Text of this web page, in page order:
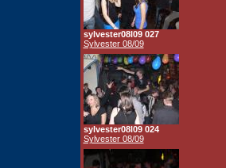
sylvester08l09 027
Sylvester 08/09
sylvester08l09 024
Sylvester 08/09